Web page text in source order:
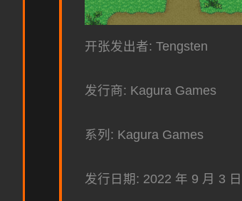
开张发出者: Tengsten
发行商: Kagura Games
系列: Kagura Games
发行日期: 2022 年 9 月 3 日